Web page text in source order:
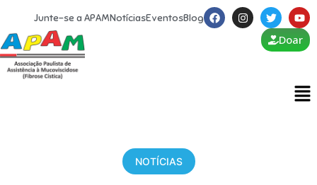
Junte-se a APAMNotíciasEventosBlog
Doar
NOTÍCIAS